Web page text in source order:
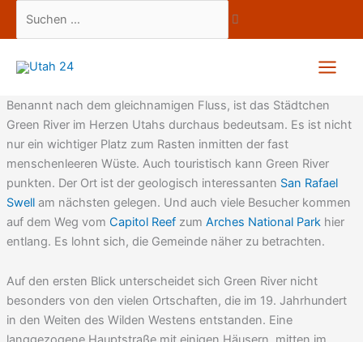
Inhalt
Benannt nach dem gleichnamigen Fluss, ist das Städtchen
Green River im Herzen Utahs durchaus bedeutsam. Es ist nicht
nur ein wichtiger Platz zum Rasten inmitten der fast
menschenleeren Wüste. Auch touristisch kann Green River
punkten. Der Ort ist der geologisch interessanten San Rafael
Swellam nächsten gelegen. Und auch viele Besucher kommen
auf dem Weg vom Capitol Reefzum Arches National Parkhier
entlang. Es lohnt sich, die Gemeinde näher zu betrachten.
Auf den ersten Blick unterscheidet sich Green River nicht
besonders von den vielen Ortschaften, die im 19. Jahrhundert
in den Weiten des Wilden Westens entstanden. Eine